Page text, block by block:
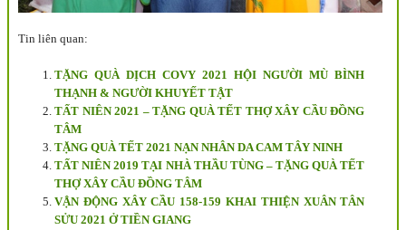
Tin liên quan:
TẶNG QUÀ DỊCH COVY 2021 HỘI NGƯỜI MÙ BÌNH
THẠNH & NGƯỜI KHUYẾT TẬT
TẤT NIÊN 2021 – TẶNG QUÀ TẾT THỢ XÂY CẦU ĐỒNG
TÂM
TẶNG QUÀ TẾT 2021 NẠN NHÂN DA CAM TÂY NINH
TẤT NIÊN 2019 TẠI NHÀ THẦU TÙNG – TẶNG QUÀ TẾT
THỢ XÂY CẦU ĐỒNG TÂM
VẬN ĐỘNG XÂY CẦU 158-159 KHAI THIỆN XUÂN TÂN
SỬU 2021 Ở TIỀN GIANG